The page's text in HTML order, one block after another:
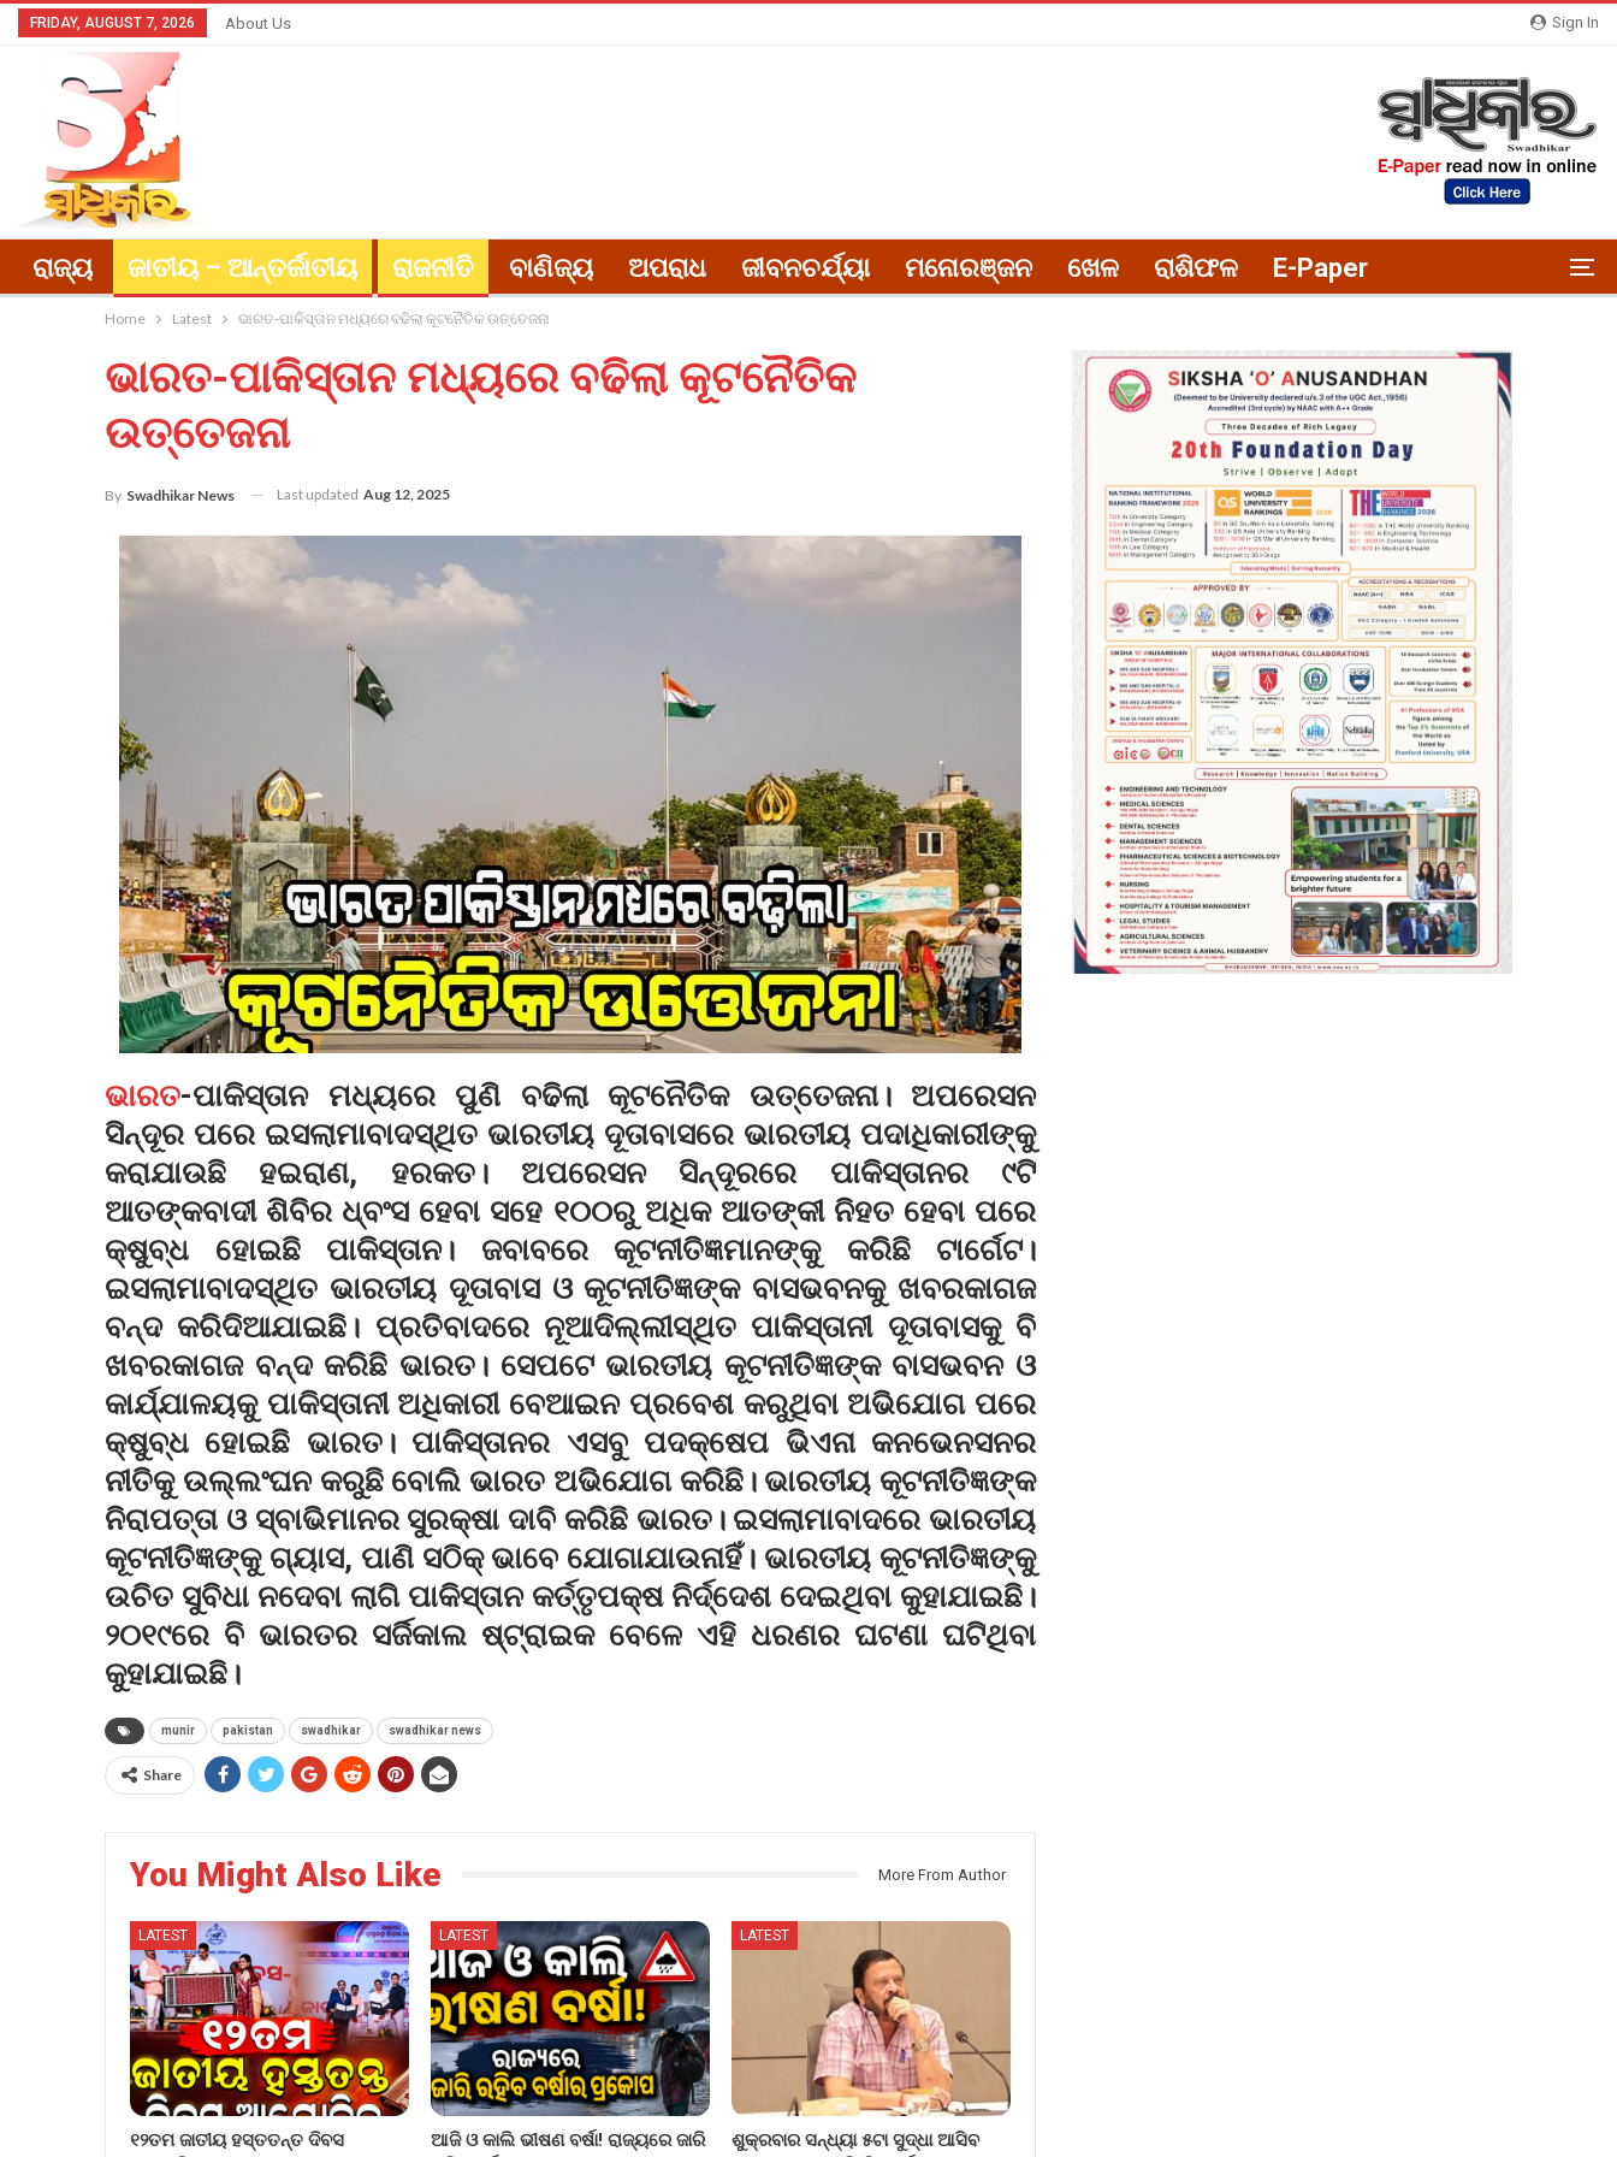
Sign In
FRIDAY, AUGUST 7, 2026 About Us
ରାଜ୍ୟ ଜାତୀୟ – ଆନ୍ତର୍ଜାତୀୟ ରାଜନୀତି ବାଣିଜ୍ୟ ଅପରାଧ ଜୀବନଚର୍ଯ୍ୟା ମନୋରଞ୍ଜନ ଖେଳ ରାଶିଫଳ E-Paper
Home Latest ଭାରତ-ପାକିସ୍ତାନ ମଧ୍ୟରେ ବଢିଲା କୂଟନୈତିକ ଉତ୍ତେଜନା
ଭାରତ-ପାକିସ୍ତାନ ମଧ୍ୟରେ ବଢିଲା କୂଟନୈତିକ
ଉତ୍ତେଜନା
By Swadhikar News Last updated Aug 12, 2025
ଭାରତ-ପାକିସ୍ତାନ ମଧ୍ୟରେ ପୁଣି ବଢିଲା କୂଟନୈତିକ ଉତ୍ତେଜନା। ଅପରେସନ
ସିନ୍ଦୂର ପରେ ଇସଲାମାବାଦସ୍ଥିତ ଭାରତୀୟ ଦୂତାବାସରେ ଭାରତୀୟ ପଦାଧିକାରୀଙ୍କୁ
କରାଯାଉଛି ହଇରାଣ, ହରକତ। ଅପରେସନ ସିନ୍ଦୂରରେ ପାକିସ୍ତାନର ୯ଟି
ଆତଙ୍କବାଦୀ ଶିବିର ଧ୍ବଂସ ହେବା ସହେ ୧୦୦ରୁ ଅଧିକ ଆତଙ୍କୀ ନିହତ ହେବା ପରେ
କ୍ଷୁବ୍ଧ ହୋଇଛି ପାକିସ୍ତାନ। ଜବାବରେ କୂଟନୀତିଜ୍ଞମାନଙ୍କୁ କରିଛି ଟାର୍ଗେଟ।
ଇସଲାମାବାଦସ୍ଥିତ ଭାରତୀୟ ଦୂତାବାସ ଓ କୂଟନୀତିଜ୍ଞଙ୍କ ବାସଭବନକୁ ଖବରକାଗଜ
ବନ୍ଦ କରିଦିଆଯାଇଛି। ପ୍ରତିବାଦରେ ନୂଆଦିଲ୍ଲୀସ୍ଥିତ ପାକିସ୍ତାନୀ ଦୂତାବାସକୁ ବି
ଖବରକାଗଜ ବନ୍ଦ କରିଛି ଭାରତ। ସେପଟେ ଭାରତୀୟ କୂଟନୀତିଜ୍ଞଙ୍କ ବାସଭବନ ଓ
କାର୍ଯ୍ଯାଳୟକୁ ପାକିସ୍ତାନୀ ଅଧିକାରୀ ବେଆଇନ ପ୍ରବେଶ କରୁଥିବା ଅଭିଯୋଗ ପରେ
କ୍ଷୁବ୍ଧ ହୋଇଛି ଭାରତ। ପାକିସ୍ତାନର ଏସବୁ ପଦକ୍ଷେପ ଭିଏନା କନଭେନସନର
ନୀତିକୁ ଉଲ୍ଲଂଘନ କରୁଛି ବୋଲି ଭାରତ ଅଭିଯୋଗ କରିଛି। ଭାରତୀୟ କୂଟନୀତିଜ୍ଞଙ୍କ
ନିରାପତ୍ତା ଓ ସ୍ବାଭିମାନର ସୁରକ୍ଷା ଦାବି କରିଛି ଭାରତ। ଇସଲାମାବାଦରେ ଭାରତୀୟ
କୂଟନୀତିଜ୍ଞଙ୍କୁ ଗ୍ୟାସ, ପାଣି ସଠିକ୍ ଭାବେ ଯୋଗାଯାଉନାହିଁ। ଭାରତୀୟ କୂଟନୀତିଜ୍ଞଙ୍କୁ
ଉଚିତ ସୁବିଧା ନଦେବା ଲାଗି ପାକିସ୍ତାନ କର୍ତ୍ତୃପକ୍ଷ ନିର୍ଦ୍ଦେଶ ଦେଇଥିବା କୁହାଯାଇଛି।
୨୦୧୯ରେ ବି ଭାରତର ସର୍ଜିକାଲ ଷ୍ଟ୍ରାଇକ ବେଳେ ଏହି ଧରଣର ଘଟଣା ଘଟିଥିବା
କୁହାଯାଇଛି।
munir pakistan swadhikar swadhikar news
Share
You Might Also Like More From Author
LATEST
୧୨ତମ ଜାତୀୟ ହସ୍ତତନ୍ତ ଦିବସ
LATEST
ଆଜି ଓ କାଲି ଭୀଷଣ ବର୍ଷା! ରାଜ୍ୟରେ ଜାରି
LATEST
ଶୁକ୍ରବାର ସନ୍ଧ୍ୟା ୫ଟା ସୁଦ୍ଧା ଆସିବ